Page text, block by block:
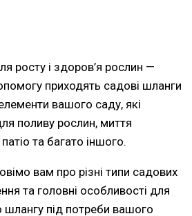
росту і здоров’я рослин —
приходять садові шланги
вашого саду, які
поливу рослин, миття
та багато іншого.
вам про різні типи садових
та головні особливості для
шлангу під потреби вашого